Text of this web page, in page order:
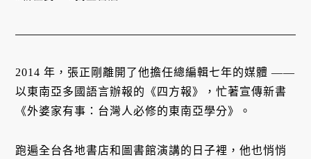
2014 年，張正剛離開了他擔任總編輯七年的媒體 ——
以東南亞多國語言辦報的《四方報》，忙著宣傳新書
《外婆家有事：台灣人必修的東南亞學分》。
跑遍全台各地書店和圖書館演講的日子裡，他也悄悄